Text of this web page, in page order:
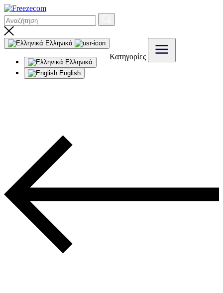
Ελληνικά
Ελληνικά
English
Κατηγορίες